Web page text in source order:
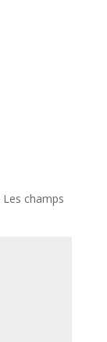
Les champs